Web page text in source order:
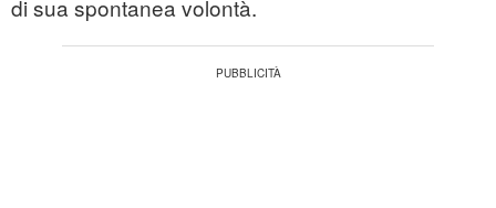
di sua spontanea volontà.